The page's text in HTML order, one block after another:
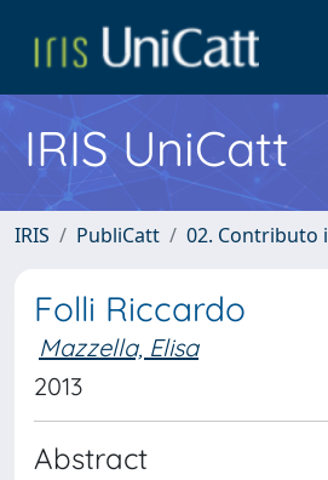
IRIS UniCatt
IRIS PubliCatt 02. Contributo
Folli Riccardo
Mazzella, Elisa
2013
Abstract